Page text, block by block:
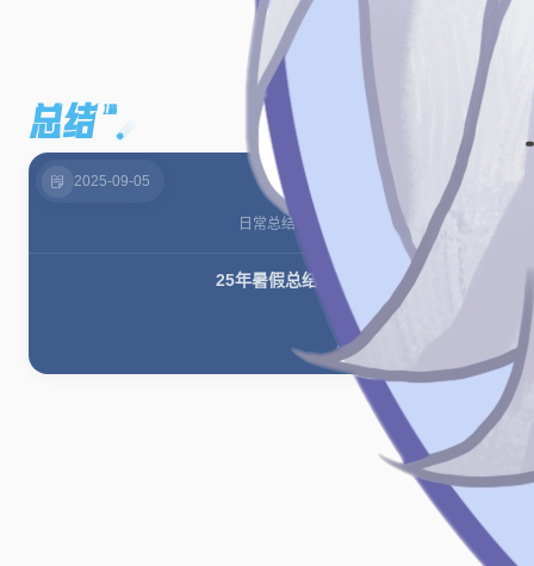
总结 1篇
2025-09-05
日常总结
25年暑假总结